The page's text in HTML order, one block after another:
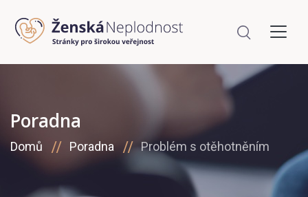
Poradna
Domů Poradna Problém s otěhotněním